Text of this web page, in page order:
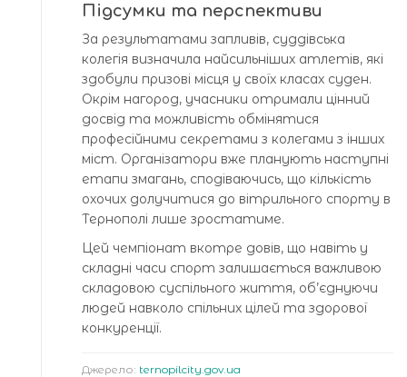
Підсумки та перспективи
За результатами запливів, суддівська
колегія визначила найсильніших атлетів, які
здобули призові місця у своїх класах суден.
Окрім нагород, учасники отримали цінний
досвід та можливість обмінятися
професійними секретами з колегами з інших
міст. Організатори вже планують наступні
етапи змагань, сподіваючись, що кількість
охочих долучитися до вітрильного спорту в
Тернополі лише зростатиме.
Цей чемпіонат вкотре довів, що навіть у
складні часи спорт залишається важливою
складовою суспільного життя, об’єднуючи
людей навколо спільних цілей та здорової
конкуренції.
Джерело: ternopilcity.gov.ua